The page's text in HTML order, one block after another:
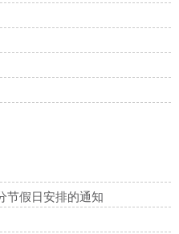
节假日安排的通知